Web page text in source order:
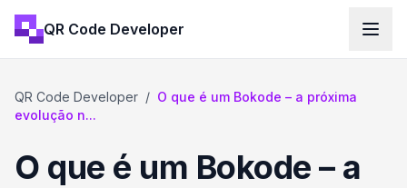
QR Code Developer
QR Code Developer / O que é um Bokode – a próxima
evolução n...
O que é um Bokode – a